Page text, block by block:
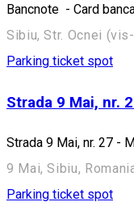
Bancnote - Card
Sibiu, Str. Ocnei
Parking ticket spot
Strada 9 Mai, nr.
Strada 9 Mai, nr. 27 -
9 Mai, Sibiu,
Parking ticket spot